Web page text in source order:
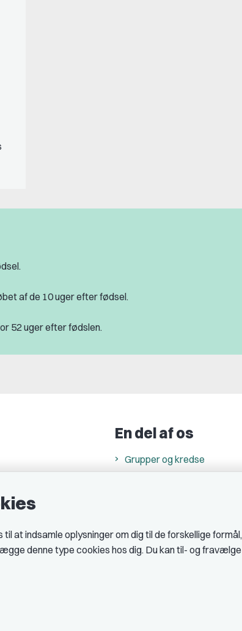
af de 10 uger efter fødsel.
52 uger efter fødslen.
DJ
En del af os
Grupper og kredse
at indsamle oplysninger om dig til de forskellige
denne type cookies hos dig. Du kan til- og